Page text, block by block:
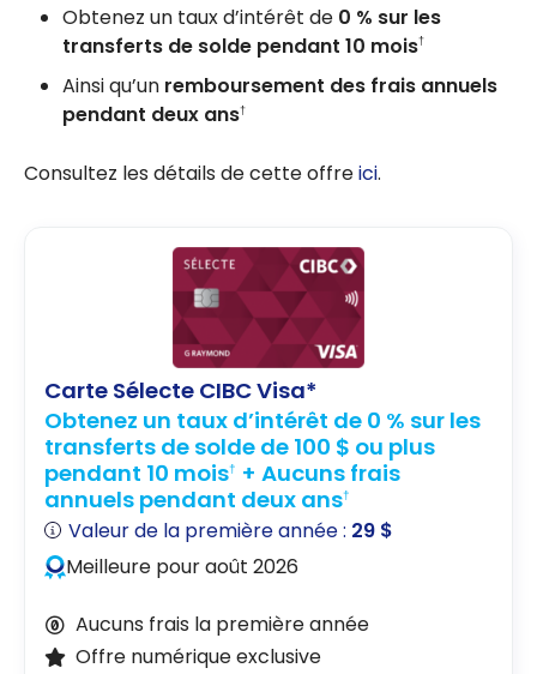
CIBCObtenez un taux d’intérêt de 0 % sur les
transferts de solde pendant 10 mois†
Ainsi qu’un remboursement des frais annuels
pendant deux ans†
Consultez les détails de cette offreici.
Carte Sélecte CIBC Visa*
Obtenez un taux d’intérêt de 0 % sur les
transferts de solde de 100 $ ou plus
pendant 10 mois† + Aucuns frais
annuels pendant deux ans†
Valeur de la première année : 29 $
Meilleure pour août 2026
Aucuns frais la première année
Offre numérique exclusive